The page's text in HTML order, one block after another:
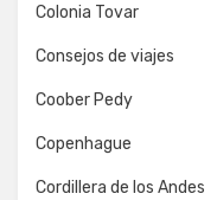
Colonia Tovar
Consejos de viajes
Coober Pedy
Copenhague
Cordillera de los Andes